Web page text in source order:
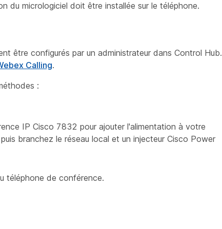
du micrologiciel doit être installée sur le téléphone.
être configurés par un administrateur dans Control Hub.
Calling.
:
IP Cisco 7832 pour ajouter l'alimentation à votre
branchez le réseau local et un injecteur Cisco Power
téléphone de conférence.